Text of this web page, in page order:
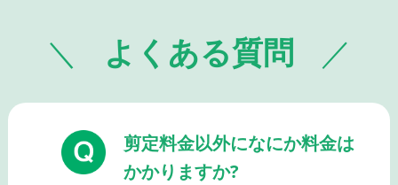
よくある質問
剪定料金以外になにか料金は
かかりますか?